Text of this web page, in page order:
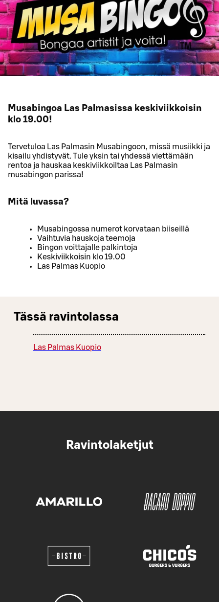
Musabingoa Las Palmasissa keskiviikkoisin
klo 19.00!
Tervetuloa Las Palmasin Musabingoon, missä musiikki ja
kisailu yhdistyvät. Tule yksin tai yhdessä viettämään
rentoa ja hauskaa keskiviikkoiltaa Las Palmasin
musabingon parissa!
Mitä luvassa?
Musabingossa numerot korvataan biiseillä
Vaihtuvia hauskoja teemoja
Bingon voittajalle palkintoja
Keskiviikkoisin klo 19.00
Las Palmas Kuopio
Tässä ravintolassa
Las Palmas Kuopio
Ravintolaketjut